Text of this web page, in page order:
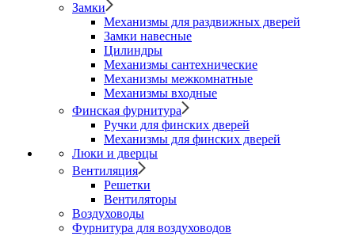
Замки
Механизмы для раздвижных дверей
Замки навесные
Цилиндры
Механизмы сантехнические
Механизмы межкомнатные
Механизмы входные
Финская фурнитура
Ручки для финских дверей
Механизмы для финских дверей
Люки и дверцы
Вентиляция
Решетки
Вентиляторы
Воздуховоды
Фурнитура для воздуховодов